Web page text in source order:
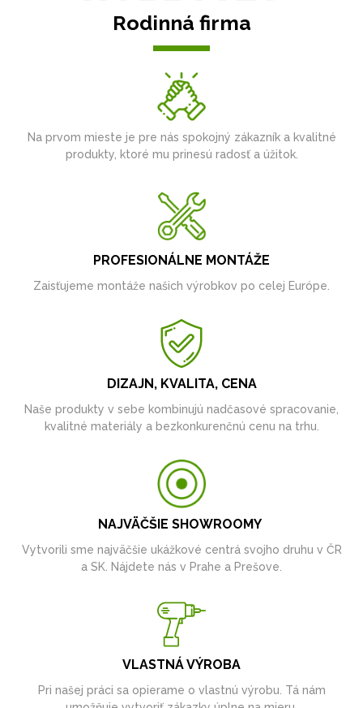
Rodinná firma
Na prvom mieste je pre nás spokojný zákazník a kvalitné
produkty, ktoré mu prinesú radosť a úžitok.
PROFESIONÁLNE MONTÁŽE
Zaisťujeme montáže našich výrobkov po celej Európe.
DIZAJN, KVALITA, CENA
Naše produkty v sebe kombinujú nadčasové spracovanie,
kvalitné materiály a bezkonkurenčnú cenu na trhu.
NAJVÄČŠIE SHOWROOMY
Vytvorili sme najväčšie ukážkové centrá svojho druhu v ČR
a SK. Nájdete nás v Prahe a Prešove.
VLASTNÁ VÝROBA
Pri našej práci sa opierame o vlastnú výrobu. Tá nám